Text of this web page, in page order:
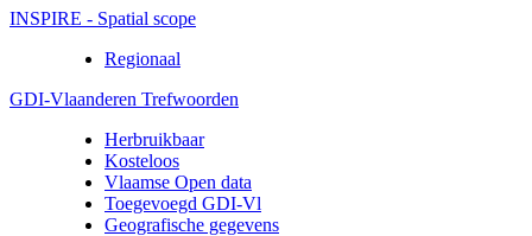
INSPIRE - Spatial scope
Regionaal
GDI-Vlaanderen Trefwoorden
Herbruikbaar
Kosteloos
Vlaamse Open data
Toegevoegd GDI-Vl
Geografische gegevens